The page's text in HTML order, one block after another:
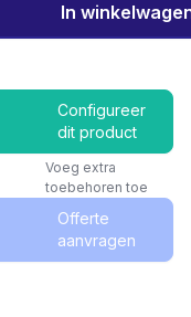
In
Configureer
dit product
Voeg extra
toebehoren toe
Offerte
aanvragen